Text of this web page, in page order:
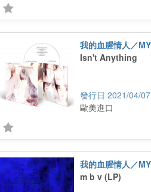
Isn't Anything
2021/04/07
歐美進口
m b v (LP)